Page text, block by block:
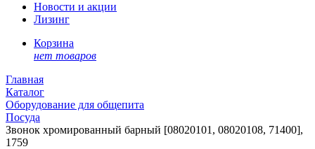
Новости и акции
Лизинг
Корзина
нет товаров
Главная
Каталог
Оборудование для общепита
Посуда
Звонок хромированный барный [08020101, 08020108, 71400],
1759